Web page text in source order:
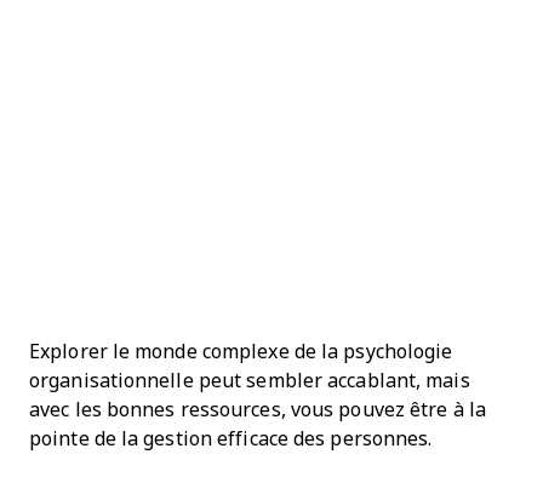
Explorer le monde complexe de la psychologie
organisationnelle peut sembler accablant, mais
avec les bonnes ressources, vous pouvez être à la
pointe de la gestion efficace des personnes.